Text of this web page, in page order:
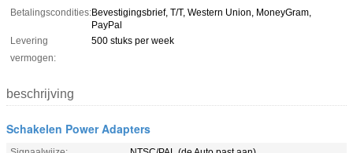
Betalingscondities:Bevestigingsbrief, T/T, Western Union, MoneyGram,
PayPal
Levering
vermogen:
500 stuks per week
beschrijving
Schakelen Power Adapters